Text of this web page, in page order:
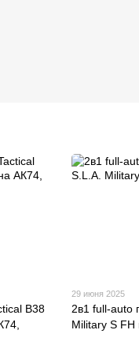
B38
29 июня 2025
2в1 full-auto
Military S FH